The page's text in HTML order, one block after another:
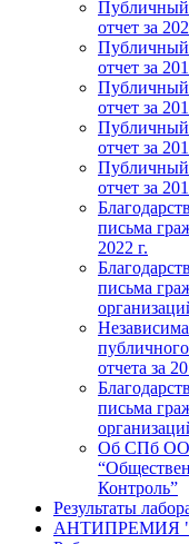
Публичный
отчет за
Публичный
отчет за
Публичный
отчет за
Публичный
отчет за
Публичный
отчет за
письма
2022 г.
письма
отчета за
письма
Об СПб
Контроль”
Результаты
АНТИПРЕМИЯ